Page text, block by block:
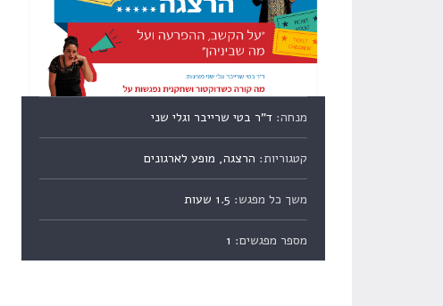
מנחה: ד"ר בטי שרייבר וגלי שני
קטגוריות: הרצגה, מופע לארגונים
משך כל מפגש: 1.5 שעות
מספר מפגשים: 1